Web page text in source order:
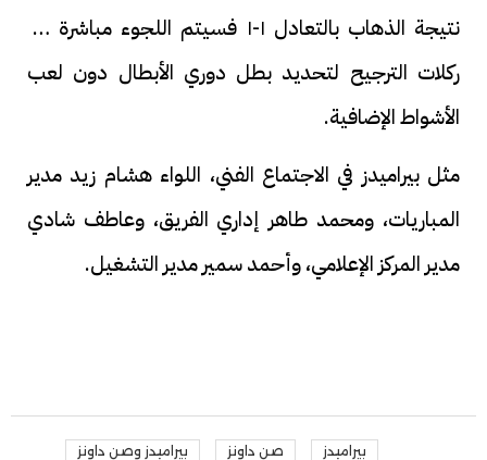
نتيجة الذهاب بالتعادل ١-١ فسيتم اللجوء مباشرة إلى
ركلات الترجيح لتحديد بطل دوري الأبطال دون لعب
الأشواط الإضافية.
مثل بيراميدز في الاجتماع الفني، اللواء هشام زيد مدير
المباريات، ومحمد طاهر إداري الفريق، وعاطف شادي
مدير المركز الإعلامي، وأحمد سمير مدير التشغيل.
بيراميدز صن داونز بيراميدز وصن داونز